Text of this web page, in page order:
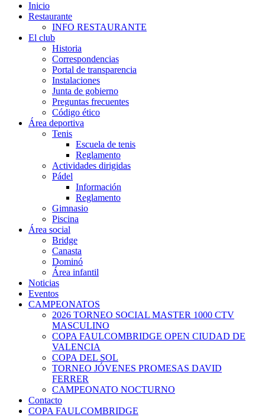
Inicio
Restaurante
INFO RESTAURANTE
El club
Historia
Correspondencias
Portal de transparencia
Instalaciones
Junta de gobierno
Preguntas frecuentes
Código ético
Área deportiva
Tenis
Escuela de tenis
Reglamento
Actividades dirigidas
Pádel
Información
Reglamento
Gimnasio
Piscina
Área social
Bridge
Canasta
Dominó
Área infantil
Noticias
Eventos
CAMPEONATOS
2026 TORNEO SOCIAL MASTER 1000 CTV
MASCULINO
COPA FAULCOMBRIDGE OPEN CIUDAD DE
VALENCIA
COPA DEL SOL
TORNEO JÓVENES PROMESAS DAVID
FERRER
CAMPEONATO NOCTURNO
Contacto
COPA FAULCOMBRIDGE